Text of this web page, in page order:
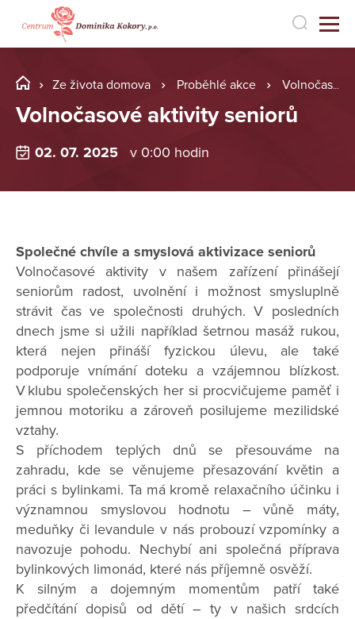
Ze života domova Proběhlé akce Volnočasové aktivity seniorů
Volnočasové aktivity seniorů
02. 07. 2025 v 0:00 hodin
Společné chvíle a smyslová aktivizace seniorů
Volnočasové aktivity v našem zařízení přinášejí
seniorům radost, uvolnění i možnost smysluplně
strávit čas ve společnosti druhých. V posledních
dnech jsme si užili například šetrnou masáž rukou,
která nejen přináší fyzickou úlevu, ale také
podporuje vnímání doteku a vzájemnou blízkost.
V klubu společenských her si procvičujeme paměť i
jemnou motoriku a zároveň posilujeme mezilidské
vztahy.
S příchodem teplých dnů se přesouváme na
zahradu, kde se věnujeme přesazování květin a
práci s bylinkami. Ta má kromě relaxačního účinku i
významnou smyslovou hodnotu – vůně máty,
meduňky či levandule v nás probouzí vzpomínky a
navozuje pohodu. Nechybí ani společná příprava
bylinkových limonád, které nás příjemně osvěží.
K silným a dojemným momentům patří také
předčítání dopisů od dětí – ty v našich srdcích